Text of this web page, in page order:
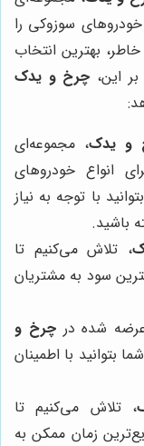
سوزوکی را
خاطر، بهترین انتخاب
این، چرخ و یدک
و یدک، مجموعه‌ای
انواع خودروهای
با توجه به نیاز
باشید.
، تلاش می‌کنیم تا
سود به مشتریان
شده درچرخ و
بتوانید با اطمینان
، تلاش می‌کنیم تا
زمان ممکن به